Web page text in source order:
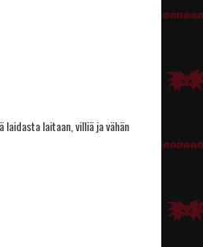
laitaan, villiä ja vähän